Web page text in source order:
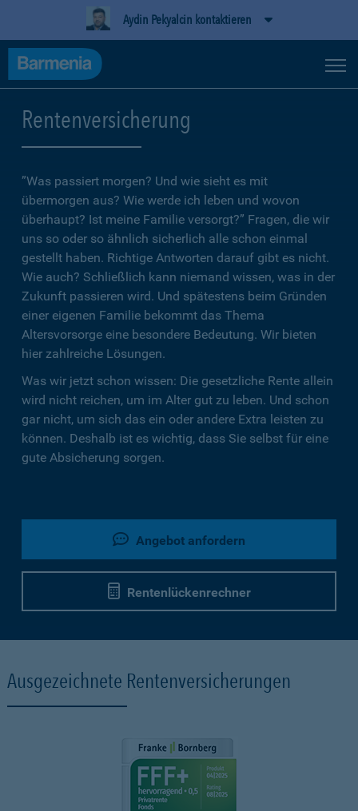
Aydin Pekyalcin kontaktieren
Rentenversicherung
”Was passiert morgen? Und wie sieht es mit
übermorgen aus? Wie werde ich leben und wovon
überhaupt? Ist meine Familie versorgt?” Fragen, die wir
uns so oder so ähnlich sicherlich alle schon einmal
gestellt haben. Richtige Antworten darauf gibt es nicht.
Wie auch? Schließlich kann niemand wissen, was in der
Zukunft passieren wird. Und spätestens beim Gründen
einer eigenen Familie bekommt das Thema
Altersvorsorge eine besondere Bedeutung. Wir bieten
hier zahlreiche Lösungen.
Was wir jetzt schon wissen: Die gesetzliche Rente allein
wird nicht reichen, um im Alter gut zu leben. Und schon
gar nicht, um sich das ein oder andere Extra leisten zu
können. Deshalb ist es wichtig, dass Sie selbst für eine
gute Absicherung sorgen.
Angebot anfordern
Rentenlückenrechner
Ausgezeichnete Rentenversicherungen